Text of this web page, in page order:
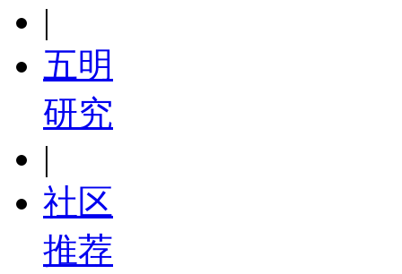
|
五明
研究
|
社区
推荐